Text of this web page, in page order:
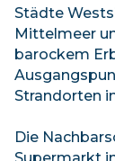
Städte
Mittelmeer
barockem
Strandorten
Die